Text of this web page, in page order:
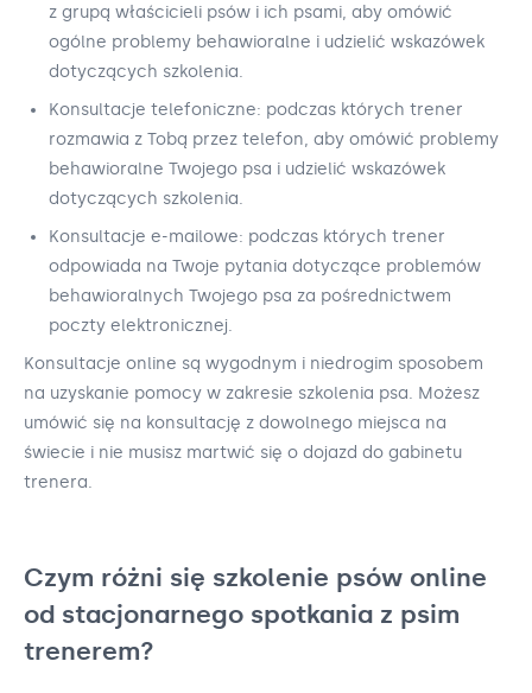
z grupą właścicieli psów i ich psami, aby omówić
ogólne problemy behawioralne i udzielić wskazówek
dotyczących szkolenia.
Konsultacje telefoniczne: podczas których trener
rozmawia z Tobą przez telefon, aby omówić problemy
behawioralne Twojego psa i udzielić wskazówek
dotyczących szkolenia.
Konsultacje e-mailowe: podczas których trener
odpowiada na Twoje pytania dotyczące problemów
behawioralnych Twojego psa za pośrednictwem
poczty elektronicznej.
Konsultacje online są wygodnym i niedrogim sposobem
na uzyskanie pomocy w zakresie szkolenia psa. Możesz
umówić się na konsultację z dowolnego miejsca na
świecie i nie musisz martwić się o dojazd do gabinetu
trenera.
Czym różni się szkolenie psów online
od stacjonarnego spotkania z psim
trenerem?